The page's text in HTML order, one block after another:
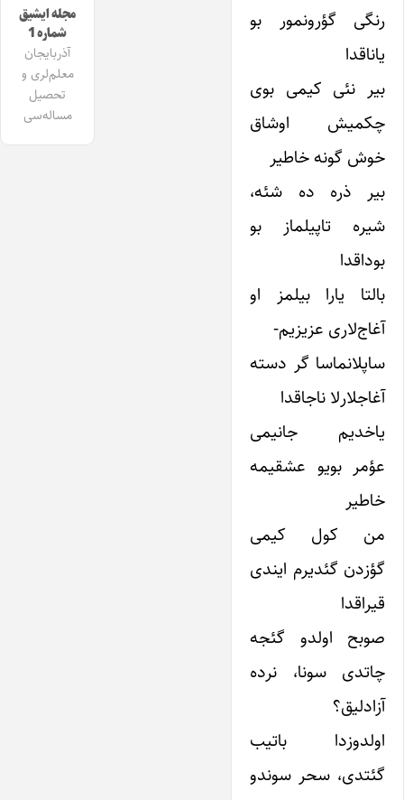
رنگی گؤرونمور بو
یاناقدا
بیر نئی کیمی بوی
چکمیش اوشاق
خوش گونه خاطیر
بیر ذره ده شئه،
شیره تاپیلماز بو
بوداقدا
بالتا یارا بیلمز او
آغاج‌لاری عزیزیم-
ساپلانماسا گر دسته
آغاجلارلا ناجاقدا
یاخدیم جانیمی
عؤمر بویو عشقیمه
خاطیر
من کول کیمی
گؤزدن گئدیرم ایندی
قیراقدا
صوبح اولدو گئجه
چاتدی سونا، نرده
آزادلیق؟
اولدوزدا باتیب
گئتدی، سحر سوندو
مجله ایشیق
شماره 1
آذربایجان
معلم‌لری و
تحصیل
مساله‌سی